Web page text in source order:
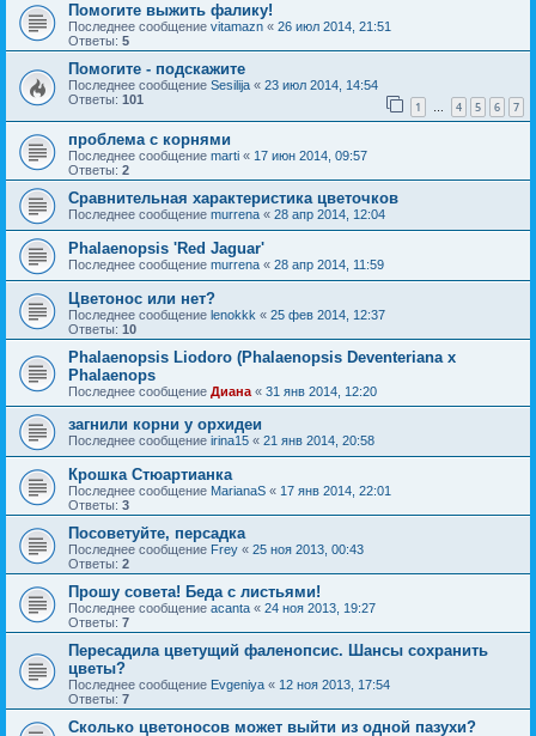
Помогите выжить фалику!
Последнее сообщение vitamazn « 26 июл 2014, 21:51
Ответы: 5
Помогите - подскажите
Последнее сообщение Sesilija « 23 июл 2014, 14:54
Ответы: 101 1 … 4 5 6 7
проблема с корнями
Последнее сообщение marti « 17 июн 2014, 09:57
Ответы: 2
Сравнительная характеристика цветочков
Последнее сообщение murrena « 28 апр 2014, 12:04
Phalaenopsis 'Red Jaguar'
Последнее сообщение murrena « 28 апр 2014, 11:59
Цветонос или нет?
Последнее сообщение lenokkk « 25 фев 2014, 12:37
Ответы: 10
Phalaenopsis Liodoro (Phalaenopsis Deventeriana x
Phalaenops
Последнее сообщение Диана « 31 янв 2014, 12:20
загнили корни у орхидеи
Последнее сообщение irina15 « 21 янв 2014, 20:58
Крошка Стюартианка
Последнее сообщение MarianaS « 17 янв 2014, 22:01
Ответы: 3
Посоветуйте, персадка
Последнее сообщение Frey « 25 ноя 2013, 00:43
Ответы: 2
Прошу совета! Беда с листьями!
Последнее сообщение acanta « 24 ноя 2013, 19:27
Ответы: 7
Пересадила цветущий фаленопсис. Шансы сохранить
цветы?
Последнее сообщение Evgeniya « 12 ноя 2013, 17:54
Ответы: 7
Сколько цветоносов может выйти из одной пазухи?